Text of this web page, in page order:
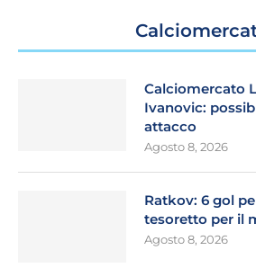
Calciomercato
Ivanovic:
attacco
Agosto 8, 2026
Ratkov: 6 gol
tesoretto per il
Agosto 8, 2026